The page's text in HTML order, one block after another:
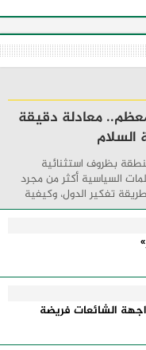
معادلة دقيقة
السلام
بظروف استثنائية
السياسية أكثر من مجرد
تفكير الدول، وكيفية
تفصل بين القوة ...
الشائعات فريضة